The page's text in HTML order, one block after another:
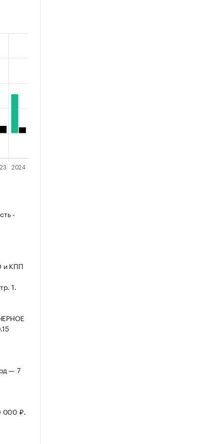
-
и КПП
1.
— 7
000 ₽.